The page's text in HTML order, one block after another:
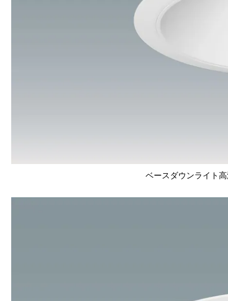
ベースダウンライト